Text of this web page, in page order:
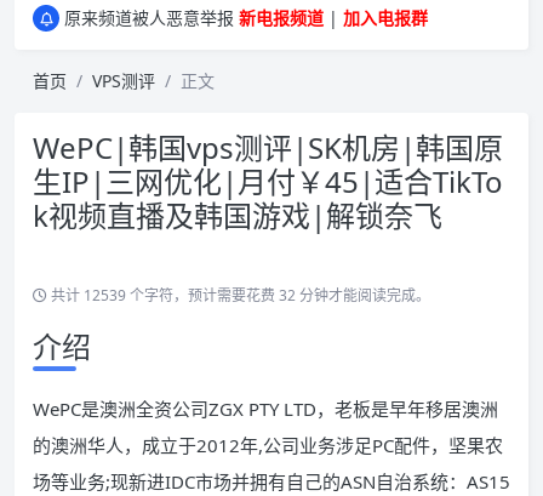
greenwebpage|香港|日本|新加坡|美国等多地vps测评|移动直连|1Gbps带宽|年付€29
首页
VPS测评 正文
WePC|韩国vps测评|SK机房|韩国原
生IP|三网优化|月付￥45|适合TikTo
k视频直播及韩国游戏|解锁奈飞
共计 12539 个字符，预计需要花费 32 分钟才能阅读完成。
介绍
WePC是澳洲全资公司ZGX PTY LTD，老板是早年移居澳洲
的澳洲华人，成立于2012年,公司业务涉足PC配件，坚果农
场等业务;现新进IDC市场并拥有自己的ASN自治系统：AS15